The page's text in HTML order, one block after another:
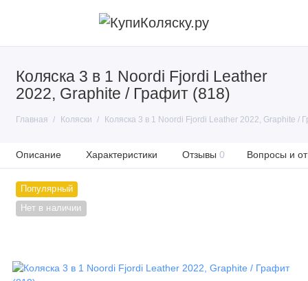
Коляска 3 в 1 Noordi Fjordi Leather
2022, Graphite / Графит (818)
Главная Коляски Коляска 3 в 1 Noordi Fjordi Leather 2022, Graphite /
Описание Характеристики Отзывы 0 Вопросы и
Популярный
Нет в наличии